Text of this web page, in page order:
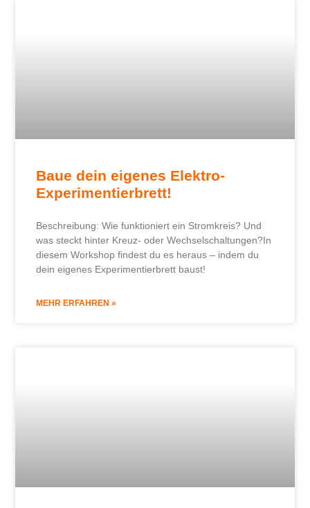
Baue dein eigenes Elektro-
Experimentierbrett!
Beschreibung: Wie funktioniert ein Stromkreis? Und
was steckt hinter Kreuz- oder Wechselschaltungen?In
diesem Workshop findest du es heraus – indem du
dein eigenes Experimentierbrett baust!
MEHR ERFAHREN »